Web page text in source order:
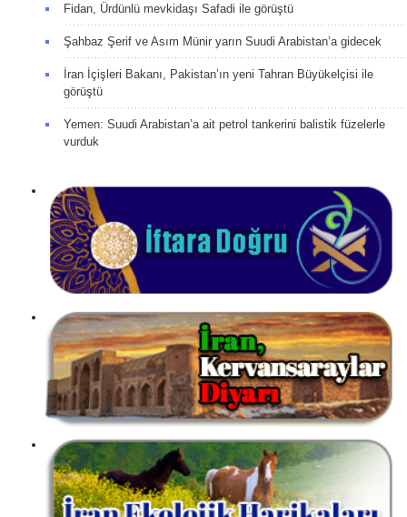
Fidan, Ürdünlü mevkidaşı Safadi ile görüştü
Şahbaz Şerif ve Asım Münir yarın Suudi Arabistan’a gidecek
İran İçişleri Bakanı, Pakistan’ın yeni Tahran Büyükelçisi ile
görüştü
Yemen: Suudi Arabistan’a ait petrol tankerini balistik füzelerle
vurduk